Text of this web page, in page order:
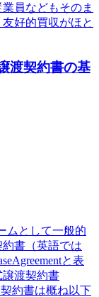
員などもそのま
好的買収がほと
渡契約書の基
ムとして一般的
書（英語では
と表
渡契約書
約書は概ね以下